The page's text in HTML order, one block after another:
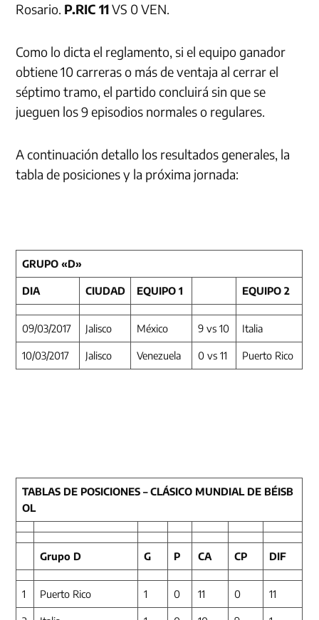
Rosario. P.RIC 11VS 0 VEN.
Como lo dicta el reglamento, si el equipo ganador
obtiene 10 carreras o más de ventaja al cerrar el
séptimo tramo, el partido concluirá sin que se
jueguen los 9 episodios normales o regulares.
A continuación detallo los resultados generales, la
tabla de posiciones y la próxima jornada:
GRUPO «D»
DIA CIUDAD EQUIPO 1 EQUIPO 2
09/03/2017 Jalisco México 9 vs 10 Italia
10/03/2017 Jalisco Venezuela 0 vs 11 Puerto Rico
TABLAS DE POSICIONES – CLÁSICO MUNDIAL DE BÉISB
OL
Grupo D G P CA CP DIF
1 Puerto Rico 1 0 11 0 11